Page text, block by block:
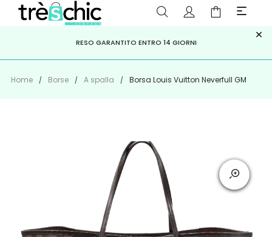
PAGA A RATE CONKLARNA,HEYLIGHT, APPAGO
ISCRIVITI ALLA NEWSLETTER PER NON PERDERE SCONTI E
OFFERTE IMPERDIBILI!
RESO GARANTITO ENTRO 14 GIORNI ×
Home Borse A spalla Borsa Louis Vuitton Neverfull GM